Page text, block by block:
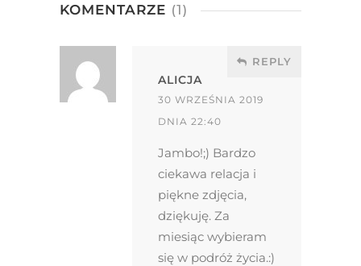
KOMENTARZE (1)
ALICJA
30 WRZEŚNIA 2019
DNIA 22:40
REPLY
Jambo!;) Bardzo
ciekawa relacja i
piękne zdjęcia,
dziękuję. Za
miesiąc wybieram
się w podróż życia.:)